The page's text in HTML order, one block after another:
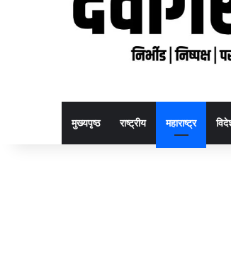
मुख्यपृष्ठ राष्ट्रीय महाराष्ट्र